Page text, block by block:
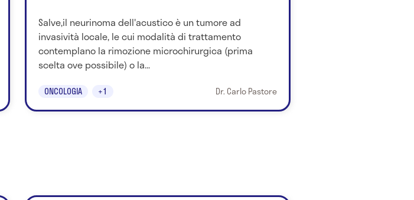
Salve,il neurinoma dell'acustico è un tumore ad
invasività locale, le cui modalità di trattamento
contemplano la rimozione microchirurgica (prima
scelta ove possibile) o la...
ONCOLOGIA +1 Dr. Carlo Pastore